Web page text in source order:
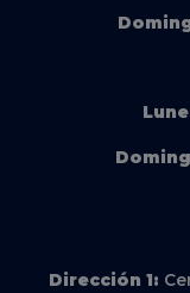
Dirección 1: